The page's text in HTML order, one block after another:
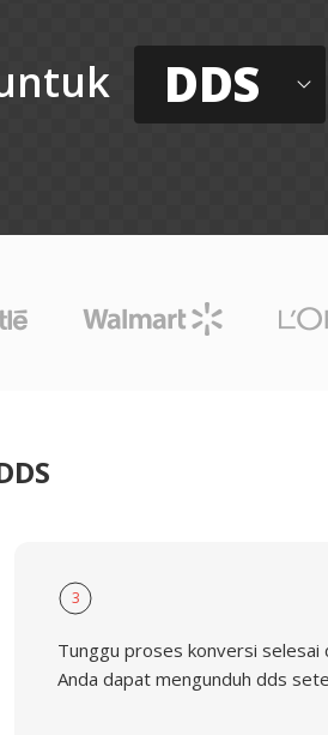
DDS
3
Tunggu proses konversi selesai
Anda dapat mengunduh dds